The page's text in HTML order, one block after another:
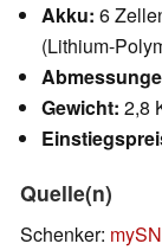
Akku: 6
(Lithium-
Gewicht: 2,8
Quelle(n)
Schenker: